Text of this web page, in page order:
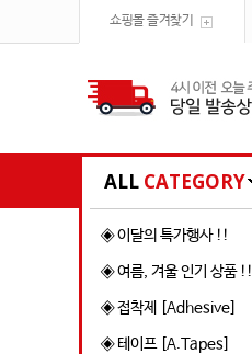
쇼핑몰 즐겨찾기
ALL CATEGORY
◈ 이달의 특가행사 !!
◈ 여름, 겨울 인기 상품 !!
◈ 접착제 [Adhesive]
◈ 테이프 [A.Tapes]